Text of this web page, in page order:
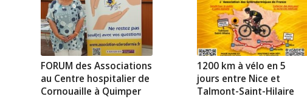
FORUM des Associations
au Centre hospitalier de
Cornouaille à Quimper
1200 km à vélo en 5
jours entre Nice et
Talmont-Saint-Hilaire